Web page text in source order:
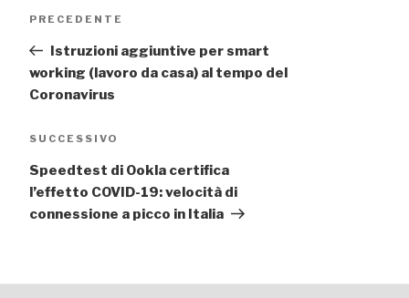
Articolo
PRECEDENTE
Istruzioni aggiuntive per smart
working (lavoro da casa) al tempo del
Coronavirus
Articolo
SUCCESSIVO
Speedtest di Ookla certifica
l’effetto COVID-19: velocità di
connessione a picco in Italia